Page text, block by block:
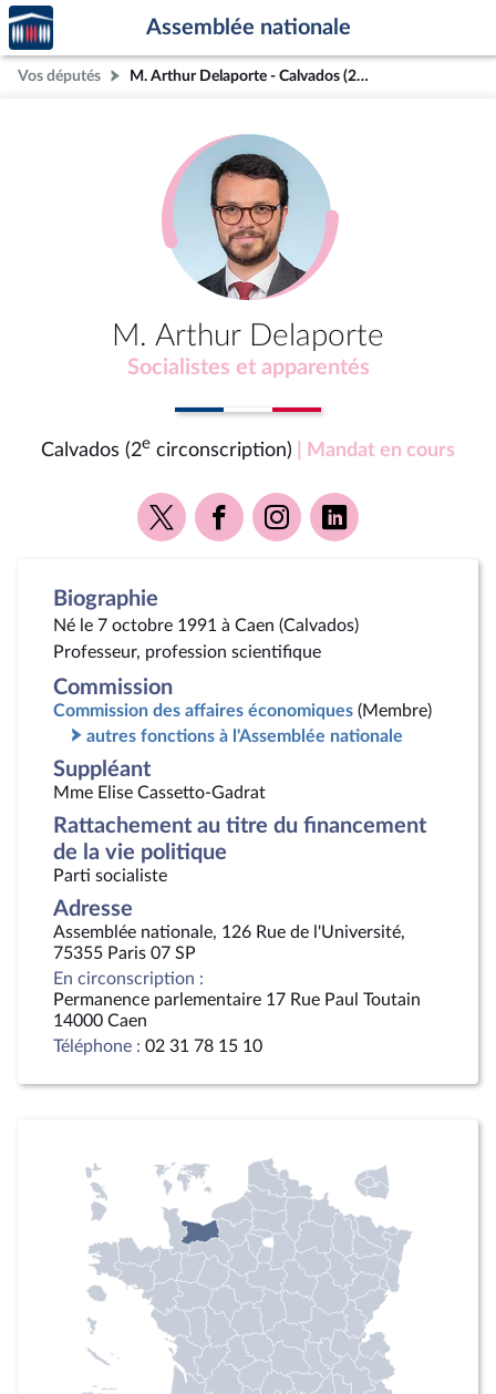
Aller au contenu
Aller en bas de la page
Accèder
à la
page
d'accueil
Assemblée nationale
Vos députés M. Arthur Delaporte - Calvados (2e circonscription)
M. Arthur Delaporte
Socialistes et apparentés
Calvados (2e circonscription) | Mandat en cours
Voir
la
Voir
la
Voir
la
Voir
la
Biographie
Né le 7 octobre 1991 à Caen (Calvados)
Professeur, profession scientifique
Commission
Commission des affaires économiques (Membre)
autres fonctions à l'Assemblée nationale
Suppléant
Mme Elise Cassetto-Gadrat
Rattachement au titre du financement
de la vie politique
Parti socialiste
Adresse
Assemblée nationale, 126 Rue de l'Université,
75355 Paris 07 SP
En circonscription :
Permanence parlementaire 17 Rue Paul Toutain
14000 Caen
Téléphone : 02 31 78 15 10